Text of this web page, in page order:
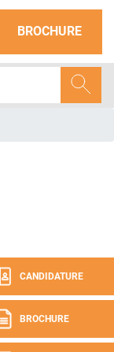
BROCHURE
CANDIDATURE
BROCHURE